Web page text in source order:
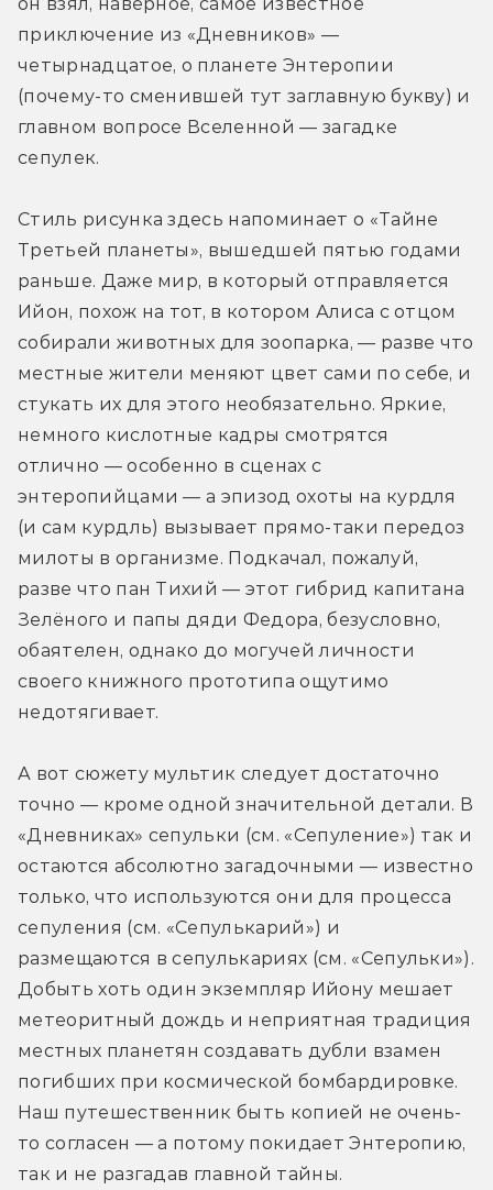
приключение из «Дневников» —
четырнадцатое, о планете Энтеропии
(почему-то сменившей тут заглавную букву) и
главном вопросе Вселенной — загадке
сепулек.
Стиль рисунка здесь напоминает о «Тайне
Третьей планеты», вышедшей пятью годами
раньше. Даже мир, в который отправляется
Ийон, похож на тот, в котором Алиса с отцом
собирали животных для зоопарка, — разве что
местные жители меняют цвет сами по себе, и
стукать их для этого необязательно. Яркие,
немного кислотные кадры смотрятся
отлично — особенно в сценах с
энтеропийцами — а эпизод охоты на курдля
(и сам курдль) вызывает прямо-таки передоз
милоты в организме. Подкачал, пожалуй,
разве что пан Тихий — этот гибрид капитана
Зелёного и папы дяди Федора, безусловно,
обаятелен, однако до могучей личности
своего книжного прототипа ощутимо
недотягивает.
А вот сюжету мультик следует достаточно
точно — кроме одной значительной детали. В
«Дневниках» сепульки (см. «Сепуление») так и
остаются абсолютно загадочными — известно
только, что используются они для процесса
сепуления (см. «Сепулькарий») и
размещаются в сепулькариях (см. «Сепульки»).
Добыть хоть один экземпляр Ийону мешает
метеоритный дождь и неприятная традиция
местных планетян создавать дубли взамен
погибших при космической бомбардировке.
Наш путешественник быть копией не очень-
то согласен — а потому покидает Энтеропию,
так и не разгадав главной тайны.